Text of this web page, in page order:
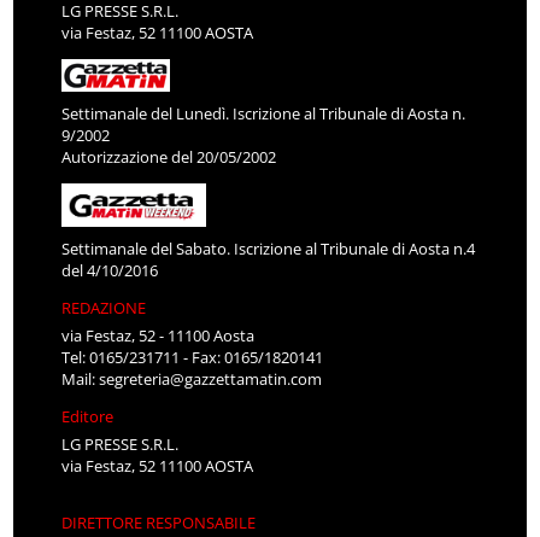
LG PRESSE S.R.L.
via Festaz, 52 11100 AOSTA
Settimanale del Lunedì. Iscrizione al Tribunale di Aosta n.
9/2002
Autorizzazione del 20/05/2002
Settimanale del Sabato. Iscrizione al Tribunale di Aosta n.4
del 4/10/2016
REDAZIONE
via Festaz, 52 - 11100 Aosta
Tel: 0165/231711 - Fax: 0165/1820141
Mail:segreteria@gazzettamatin.com
Editore
LG PRESSE S.R.L.
via Festaz, 52 11100 AOSTA
DIRETTORE RESPONSABILE